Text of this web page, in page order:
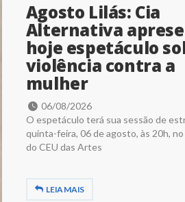
Agosto Lilás: Cia
Alternativa
hoje espetáculo
violência contra a
mulher
06/08/2026
O espetáculo terá sua sessão de
quinta-feira, 06 de agosto, às 20h,
do CEU das Artes
LEIA MAIS